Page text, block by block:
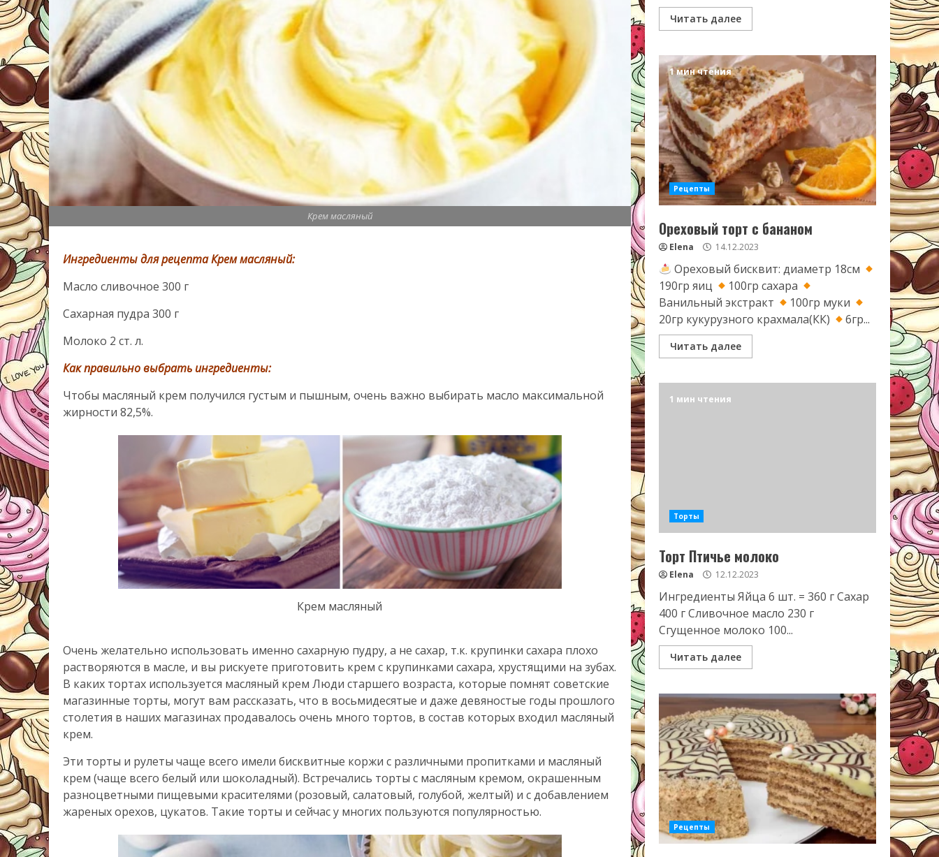
Крем масляный
Ингредиенты для рецепта Крем масляный:
Масло сливочное 300 г
Сахарная пудра 300 г
Молоко 2 ст. л.
Как правильно выбрать ингредиенты:
Чтобы масляный крем получился густым и пышным, очень важно выбирать масло максимальной
жирности 82,5%.
Крем масляный
Очень желательно использовать именно сахарную пудру, а не сахар, т.к. крупинки сахара плохо
растворяются в масле, и вы рискуете приготовить крем с крупинками сахара, хрустящими на зубах.
В каких тортах используется масляный крем Люди старшего возраста, которые помнят советские
магазинные торты, могут вам рассказать, что в восьмидесятые и даже девяностые годы прошлого
столетия в наших магазинах продавалось очень много тортов, в состав которых входил масляный
крем.
Эти торты и рулеты чаще всего имели бисквитные коржи с различными пропитками и масляный
крем (чаще всего белый или шоколадный). Встречались торты с масляным кремом, окрашенным
разноцветными пищевыми красителями (розовый, салатовый, голубой, желтый) и с добавлением
жареных орехов, цукатов. Такие торты и сейчас у многих пользуются популярностью.
Читать далее
1 мин чтения
Рецепты
Ореховый торт с бананом
Elena 14.12.2023
Ореховый бисквит: диаметр 18см
190гр яиц
100гр сахара
Ванильный экстракт
100гр муки
20гр кукурузного крахмала(КК)
6гр...
Читать далее
1 мин чтения
Торты
Торт Птичье молоко
Elena 12.12.2023
Ингредиенты Яйца 6 шт. = 360 г Сахар
400 г Сливочное масло 230 г
Сгущенное молоко 100...
Читать далее
Рецепты